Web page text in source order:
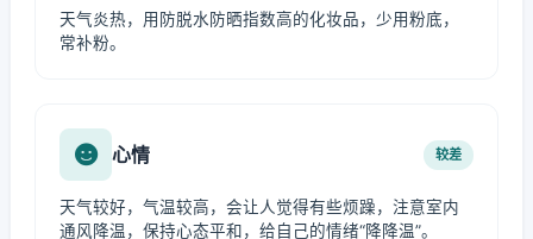
天气炎热，用防脱水防晒指数高的化妆品，少用粉底，
常补粉。
心情 较差
天气较好，气温较高，会让人觉得有些烦躁，注意室内
通风降温，保持心态平和，给自己的情绪“降降温”。